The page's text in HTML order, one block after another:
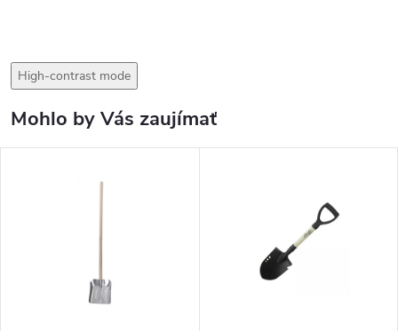
High-contrast mode
Mohlo by Vás zaujímať